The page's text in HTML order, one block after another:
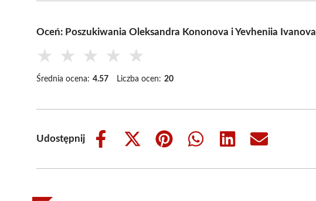
Oceń: Poszukiwania Oleksandra Kononova i Yevheniia Ivanova
★ ★ ★ ★ ★
Średnia ocena: 4.57 Liczba ocen: 20
Udostępnij
Share
Share
(Twitter)
Share
Share
Share
Share